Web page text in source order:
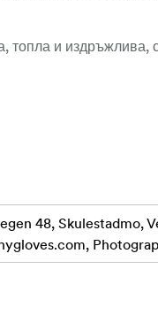
топла и издръжлива,
мек кепър,
48, Skulestadmo,
,